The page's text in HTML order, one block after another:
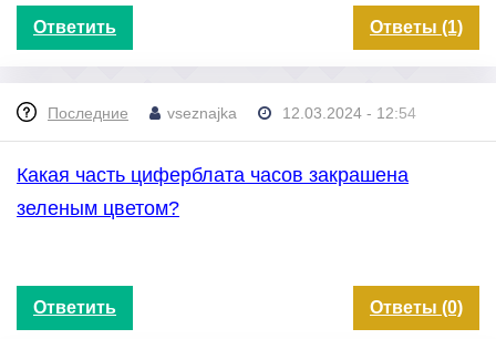
Ответить Ответы (1)
Последние vseznajka 12.03.2024 - 12:54
Какая часть циферблата часов закрашена
зеленым цветом?
Ответить Ответы (0)